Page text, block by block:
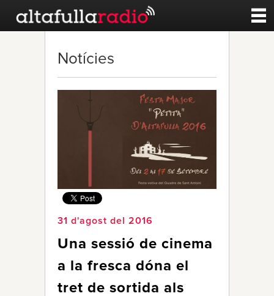
Esports
Noticies
Qui Som
Notícies
31 d'agost del 2016
Una sessió de cinema
a la fresca dóna el
tret de sortida als